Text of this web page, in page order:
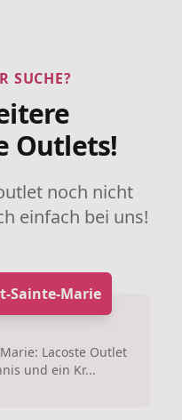
SUCHE?
Outlets!
noch nicht
einfach bei uns!
Sainte-Marie
Lacoste Outlet
und ein Kr...